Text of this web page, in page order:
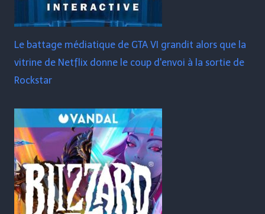
Le battage médiatique de GTA VI grandit alors que la
vitrine de Netflix donne le coup d'envoi à la sortie de
Rockstar